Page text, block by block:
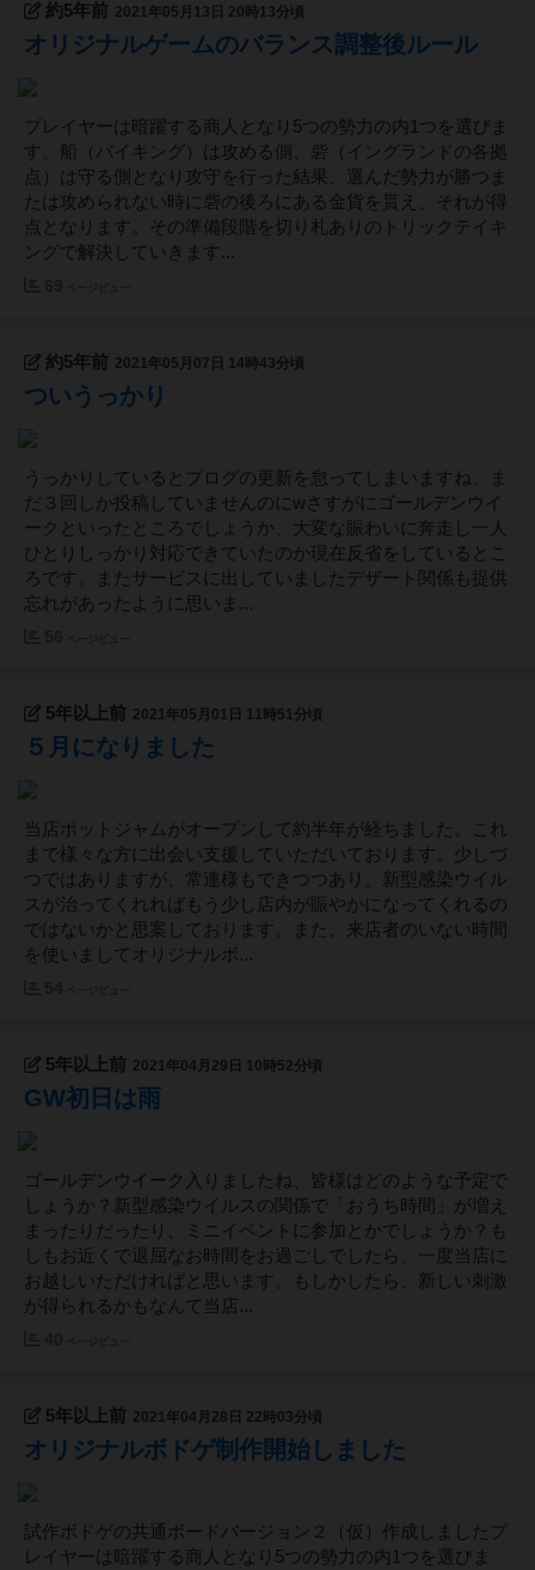
約5年前 2021年05月13日 20時13分頃
オリジナルゲームのバランス調整後ルール
プレイヤーは暗躍する商人となり5つの勢力の内1つを選びま
す。船（バイキング）は攻める側、砦（イングランドの各拠
点）は守る側となり攻守を行った結果、選んだ勢力が勝つま
たは攻められない時に砦の後ろにある金貨を貰え、それが得
点となります。その準備段階を切り札ありのトリックテイキ
ングで解決していきます...
約5年前 2021年05月07日 14時43分頃
ついうっかり
うっかりしているとブログの更新を怠ってしまいますね、ま
だ３回しか投稿していませんのにwさすがにゴールデンウイ
ークといったところでしょうか、大変な賑わいに奔走し一人
ひとりしっかり対応できていたのか現在反省をしているとこ
ろです。またサービスに出していましたデザート関係も提供
忘れがあったように思いま...
5年以上前 2021年05月01日 11時51分頃
５月になりました
当店ポットジャムがオープンして約半年が経ちました。これ
まで様々な方に出会い支援していただいております。少しづ
つではありますが、常連様もできつつあり。新型感染ウイル
スが治ってくれればもう少し店内が賑やかになってくれるの
ではないかと思案しております。また、来店者のいない時間
を使いましてオリジナルボ...
5年以上前 2021年04月29日 10時52分頃
GW初日は雨
ゴールデンウイーク入りましたね、皆様はどのような予定で
しょうか？新型感染ウイルスの関係で「おうち時間」が増え
まったりだったり、ミニイベントに参加とかでしょうか？も
しもお近くで退屈なお時間をお過ごしでしたら、一度当店に
お越しいただければと思います。もしかしたら、新しい刺激
が得られるかもなんて当店...
5年以上前 2021年04月28日 22時03分頃
オリジナルボドゲ制作開始しました
試作ボドゲの共通ボードバージョン２（仮）作成しましたプ
レイヤーは暗躍する商人となり5つの勢力の内1つを選びま